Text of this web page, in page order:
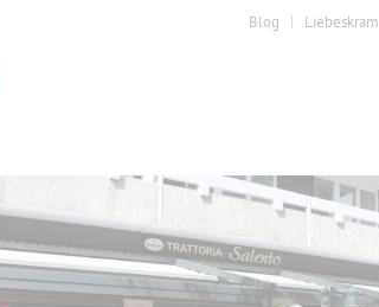
Blog Liebeskram